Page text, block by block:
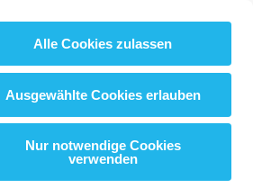
Alle Cookies zulassen
Ausgewählte Cookies erlauben
Nur notwendige Cookies
verwenden
LOGIN Suchbegriff:
LOGIN Suchbegriff: